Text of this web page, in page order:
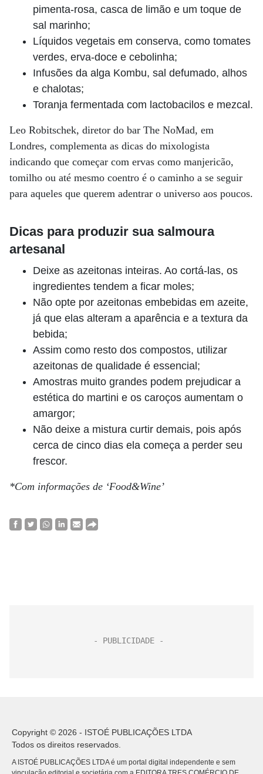
pimenta-rosa, casca de limão e um toque de
sal marinho;
Líquidos vegetais em conserva, como tomates
verdes, erva-doce e cebolinha;
Infusões da alga Kombu, sal defumado, alhos
e chalotas;
Toranja fermentada com lactobacilos e mezcal.
Leo Robitschek, diretor do bar The NoMad, em
Londres, complementa as dicas do mixologista
indicando que começar com ervas como manjericão,
tomilho ou até mesmo coentro é o caminho a se seguir
para aqueles que querem adentrar o universo aos poucos.
Dicas para produzir sua salmoura
artesanal
Deixe as azeitonas inteiras. Ao cortá-las, os
ingredientes tendem a ficar moles;
Não opte por azeitonas embebidas em azeite,
já que elas alteram a aparência e a textura da
bebida;
Assim como resto dos compostos, utilizar
azeitonas de qualidade é essencial;
Amostras muito grandes podem prejudicar a
estética do martini e os caroços aumentam o
amargor;
Não deixe a mistura curtir demais, pois após
cerca de cinco dias ela começa a perder seu
frescor.
*Com informações de ‘Food&Wine’
Copyright © 2026 - ISTOÉ PUBLICAÇÕES LTDA
Todos os direitos reservados.
A ISTOÉ PUBLICAÇÕES LTDA é um portal digital independente e sem